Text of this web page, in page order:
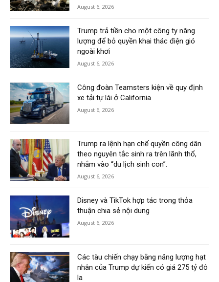
August 6, 2026
Trump trả tiền cho một công ty năng
lượng để bỏ quyền khai thác điện gió
ngoài khơi
August 6, 2026
Công đoàn Teamsters kiện về quy định
xe tải tự lái ở California
August 6, 2026
Trump ra lệnh hạn chế quyền công dân
theo nguyên tắc sinh ra trên lãnh thổ,
nhắm vào “du lịch sinh con”.
August 6, 2026
Disney và TikTok hợp tác trong thỏa
thuận chia sẻ nội dung
August 6, 2026
Các tàu chiến chạy bằng năng lượng hạt
nhân của Trump dự kiến có giá 275 tỷ đô
la